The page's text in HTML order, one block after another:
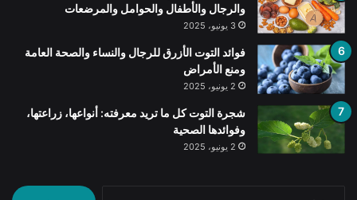
والرجال والأطفال والحوامل والمرضعات
3 يونيو، 2025
فوائد التوت الأزرق للرجال والنساء والصحة العامة
ومنع الأمراض
2 يونيو، 2025
شجرة التوت كل ما تريد معرفته: أنواعها، زراعتها،
وفوائدها الصحية
2 يونيو، 2025
البحث